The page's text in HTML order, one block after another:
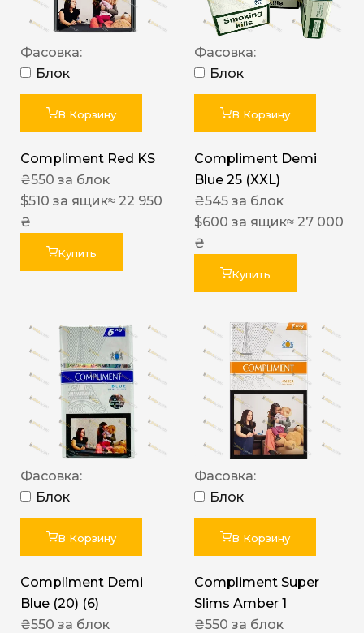
Фасовка:
Блок
В Корзину
Compliment Red KS
₴550 за блок
$510 за ящик≈ 22 950
₴
Купить
Фасовка:
Блок
В Корзину
Compliment Demi
Blue 25 (XXL)
₴545 за блок
$600 за ящик≈ 27 000
₴
Купить
Фасовка:
Блок
В Корзину
Compliment Demi
Blue (20) (6)
₴550 за блок
Фасовка:
Блок
В Корзину
Compliment Super
Slims Amber 1
₴550 за блок